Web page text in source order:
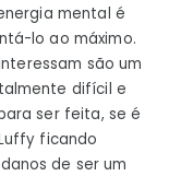
mental é
lo ao máximo.
são um
difícil e
ser feita, se é
ficando
de ser um